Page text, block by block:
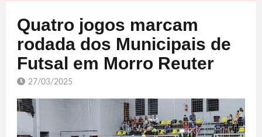
Quatro jogos marcam
rodada dos Municipais de
Futsal em Morro Reuter
27/03/2025